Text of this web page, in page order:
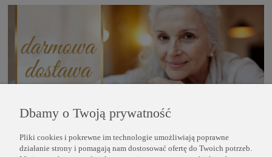
POMOC
Dbamy o Twoją prywatność
Pliki cookies i pokrewne im technologie umożliwiają poprawne
działanie strony i pomagają nam dostosować ofertę do Twoich potrzeb.